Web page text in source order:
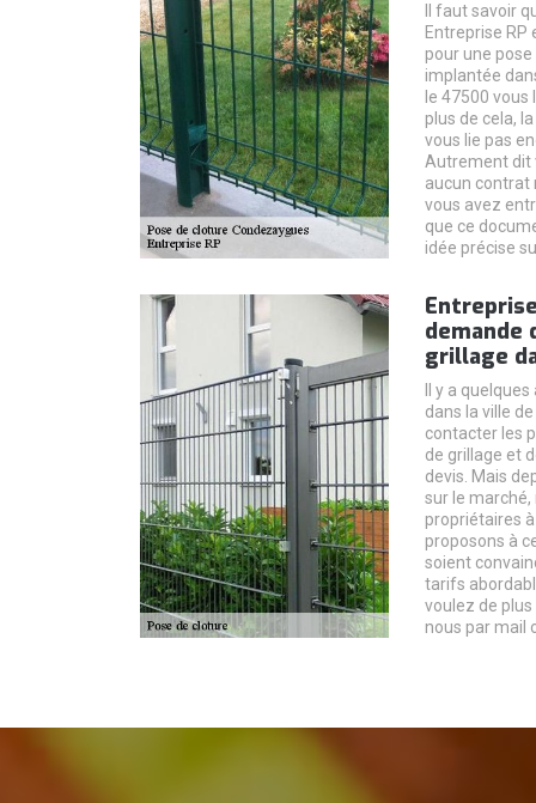
Il faut savoir
Entreprise RP
pour une
implantée
le 47500
plus de cela,
vous lie pas
Autrement dit
aucun contrat
vous avez
que ce
idée précise
demande
grillage
Il y a
dans la ville
contacter les
de grillage et
devis. Mais
sur le marché,
propriétaires
proposons à
soient
tarifs
voulez de
nous par mail